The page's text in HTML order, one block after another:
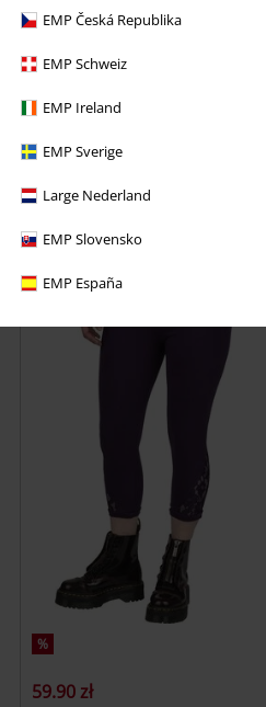
EMP Česká Republika
EMP Schweiz
EMP Ireland
EMP Sverige
Large Nederland
EMP Slovensko
EMP España
Army Vintage Shorts
%
59.90 zł